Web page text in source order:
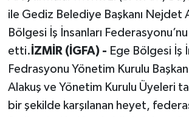
ile Gediz Belediye Başkanı Nejdet
Bölgesi İş İnsanları
etti. İZMİR (İGFA) - Ege Bölgesi İş
Fedrasyonu Yönetim Kurulu
Alakuş ve Yönetim Kurulu Üyeleri
bir şekilde karşılanan heyet,